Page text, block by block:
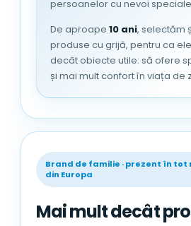
persoanelor cu nevoi
De aproape 10 ani, selectăm
produse cu grijă, pentru ca
decât obiecte utile: să ofere
și mai mult confort în viața de
Brand de familie · prezent în tot
din Europa
Mai mult decât